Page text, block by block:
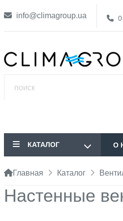
info@climagroup.ua
КАТАЛОГ О
Главная Каталог
Настенные